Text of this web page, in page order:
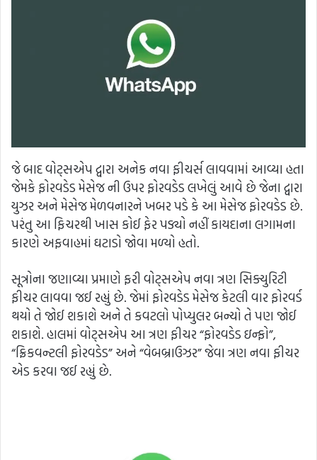
જે બાદ વોટ્સએપ દ્વારા અનેક નવા ફીચર્સ લાવવામાં આવ્યા હતા
જેમકે ફોરવડેડ મેસેજ ની ઉપર ફોરવડેડ લખેલું આવે છે જેના દ્વારા
યુઝર અને મેસેજ મેળવનારને ખબર પડે કે આ મેસેજ ફોરવડેડ છે.
પરંતુ આ ફિચરથી ખાસ કોઈ ફેર પડ્યો નહીં કાયદાના લગામના
કારણે અફવાહમાં ઘટાડો જોવા મળ્યો હતો.
સૂત્રોના જણાવ્યા પ્રમાણે ફરી વોટ્સએપ નવા ત્રણ સિક્યુરિટી
ફીચર લાવવા જઈ રહ્યું છે. જેમાં ફોરવડેડ મેસેજ કેટલી વાર ફોરવર્ડ
થયો તે જોઈ શકાશે અને તે કવટલો પોપ્યુલર બન્યો તે પણ જોઈ
શકાશે. હાલમાં વોટ્સએપ આ ત્રણ ફીચર “ફોરવડેડ ઇન્ફો”,
“ફ્રિકવન્ટલી ફોરવડેડ” અને “વેબબ્રાઉઝર” જેવા ત્રણ નવા ફીચર
એડ કરવા જઈ રહ્યું છે.